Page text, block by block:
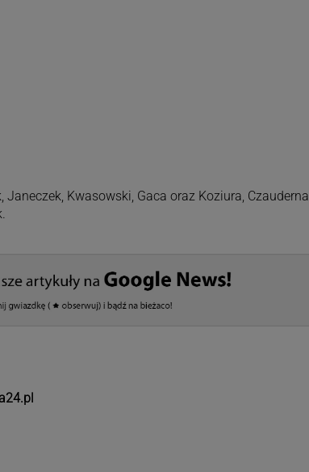
Janeczek, Kwasowski, Gaca oraz Koziura, Czauderna